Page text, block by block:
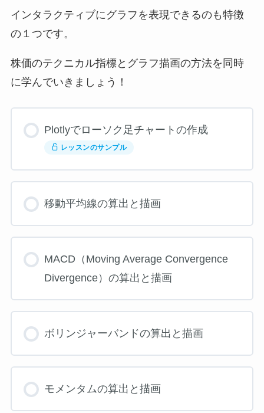
インタラクティブにグラフを表現できるのも特徴
の１つです。
株価のテクニカル指標とグラフ描画の方法を同時
に学んでいきましょう！
Plotlyでローソク足チャートの作成
レッスンのサンプル
移動平均線の算出と描画
MACD（Moving Average Convergence
Divergence）の算出と描画
ボリンジャーバンドの算出と描画
モメンタムの算出と描画